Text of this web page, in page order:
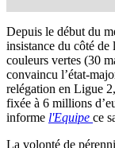
Depuis le début du
insistance du côté de
couleurs vertes (30
convaincu l’état-
relégation en Ligue
fixée à 6 millions
informe l'Equipe ce
La volonté de